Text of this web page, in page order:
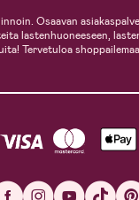
Osaavan
lastenhuoneeseen,
Tervetuloa